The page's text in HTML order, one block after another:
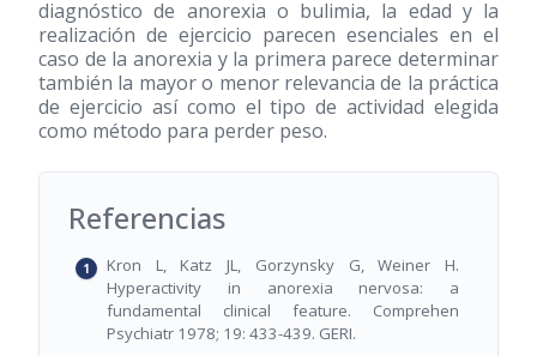
diagnóstico de anorexia o bulimia, la edad y la
realización de ejercicio parecen esenciales en el
caso de la anorexia y la primera parece determinar
también la mayor o menor relevancia de la práctica
de ejercicio así como el tipo de actividad elegida
como método para perder peso.
Referencias
Kron L, Katz JL, Gorzynsky G, Weiner H.
Hyperactivity in anorexia nervosa: a
fundamental clinical feature. Comprehen
Psychiatr 1978; 19: 433-439. GERI.